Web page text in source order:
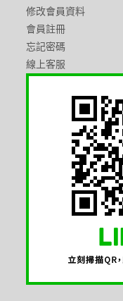
修改會員資料
會員註冊
忘記密碼
線上客服